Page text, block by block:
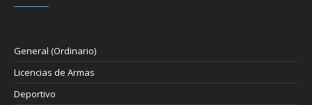
General (Ordinario)
Licencias de Armas
Deportivo